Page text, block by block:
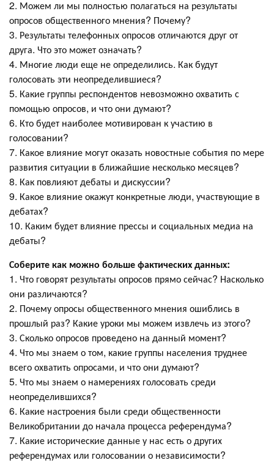
2. Можем ли мы полностью полагаться на результаты
опросов общественного мнения? Почему?
3. Результаты телефонных опросов отличаются друг от
друга. Что это может означать?
4. Многие люди еще не определились. Как будут
голосовать эти неопределившиеся?
5. Какие группы респондентов невозможно охватить с
помощью опросов, и что они думают?
6. Кто будет наиболее мотивирован к участию в
голосовании?
7. Какое влияние могут оказать новостные события по мере
развития ситуации в ближайшие несколько месяцев?
8. Как повлияют дебаты и дискуссии?
9. Какое влияние окажут конкретные люди, участвующие в
дебатах?
10. Каким будет влияние прессы и социальных медиа на
дебаты?
Соберите как можно больше фактических данных:
1. Что говорят результаты опросов прямо сейчас? Насколько
они различаются?
2. Почему опросы общественного мнения ошиблись в
прошлый раз? Какие уроки мы можем извлечь из этого?
3. Сколько опросов проведено на данный момент?
4. Что мы знаем о том, какие группы населения труднее
всего охватить опросами, и что они думают?
5. Что мы знаем о намерениях голосовать среди
неопределившихся?
6. Какие настроения были среди общественности
Великобритании до начала процесса референдума?
7. Какие исторические данные у нас есть о других
референдумах или голосовании о независимости?